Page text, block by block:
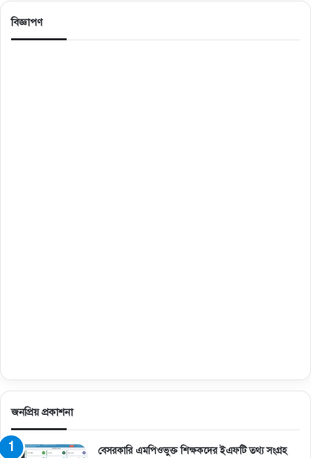
বিজ্ঞাপণ
জনপ্রিয় প্রকাশনা
বেসরকারি এমপিওভুক্ত শিক্ষকদের ইএফটি তথ্য সংগ্রহ